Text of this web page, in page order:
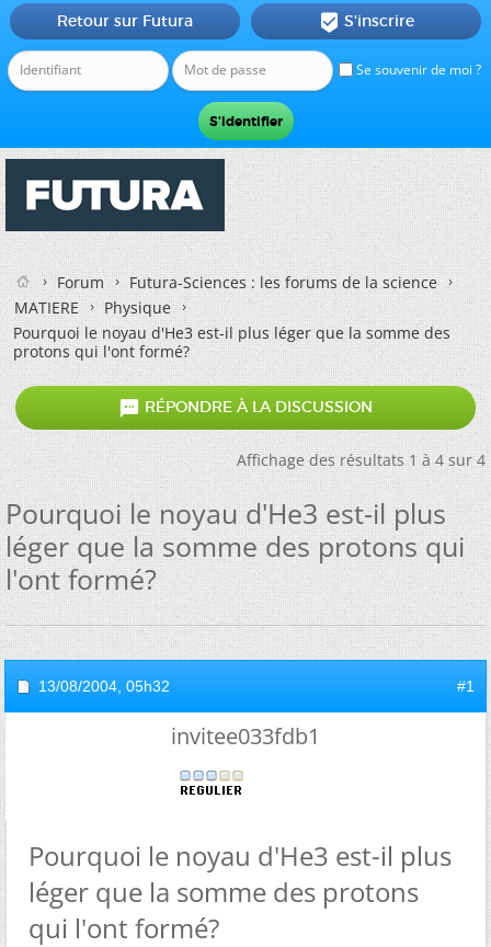
Se souvenir de moi ?
Retour sur Futura  S'inscrire
Forum
Futura-Sciences : les forums de la science
MATIERE
Physique
Pourquoi le noyau d'He3 est-il plus léger que la somme des
protons qui l'ont formé?
 RÉPONDRE À LA DISCUSSION
Affichage des résultats 1 à 4 sur 4
Pourquoi le noyau d'He3 est-il plus
léger que la somme des protons qui
l'ont formé?
13/08/2004, 05h32 #1
invitee033fdb1
Pourquoi le noyau d'He3 est-il plus
léger que la somme des protons
qui l'ont formé?